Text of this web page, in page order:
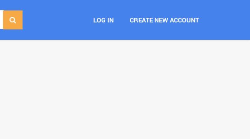
LOG IN CREATE NEW ACCOUNT